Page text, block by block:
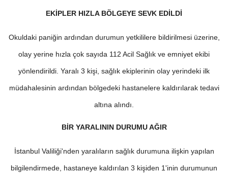
EKİPLER HIZLA BÖLGEYE SEVK EDİLDİ
Okuldaki paniğin ardından durumun yetkililere bildirilmesi üzerine,
olay yerine hızla çok sayıda 112 Acil Sağlık ve emniyet ekibi
yönlendirildi. Yaralı 3 kişi, sağlık ekiplerinin olay yerindeki ilk
müdahalesinin ardından bölgedeki hastanelere kaldırılarak tedavi
altına alındı.
BİR YARALININ DURUMU AĞIR
İstanbul Valiliği'nden yaralıların sağlık durumuna ilişkin yapılan
bilgilendirmede, hastaneye kaldırılan 3 kişiden 1'inin durumunun